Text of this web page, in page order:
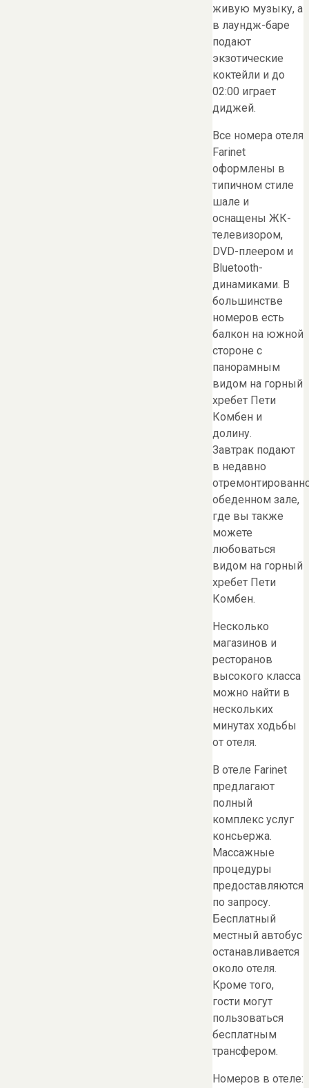
живую музыку, а
в лаундж-баре
подают
экзотические
коктейли и до
02:00 играет
диджей.
Все номера отеля
Farinet
оформлены в
типичном стиле
шале и
оснащены ЖК-
телевизором,
DVD-плеером и
Bluetooth-
динамиками. В
большинстве
номеров есть
балкон на южной
стороне с
панорамным
видом на горный
хребет Пети
Комбен и
долину.
Завтрак подают
в недавно
обеденном зале,
где вы также
можете
любоваться
видом на горный
хребет Пети
Комбен.
Несколько
магазинов и
ресторанов
высокого класса
можно найти в
нескольких
минутах ходьбы
от отеля.
В отеле Farinet
предлагают
полный
комплекс услуг
консьержа.
Массажные
процедуры
предоставляются
по запросу.
Бесплатный
местный автобус
останавливается
около отеля.
Кроме того,
гости могут
пользоваться
бесплатным
трансфером.
Номеров в отеле: